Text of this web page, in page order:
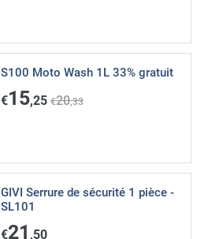
S100 Moto Wash 1L 33% gratuit
€15,25 €20,33
GIVI Serrure de sécurité 1 pièce -
SL101
€21 ,50